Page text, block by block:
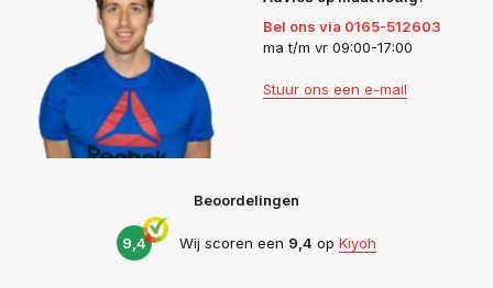
Bel ons via 0165-512603
ma t/m vr 09:00-17:00
Stuur ons een e-mail
Beoordelingen
9,4 Wij scoren een 9,4 op Kiyoh